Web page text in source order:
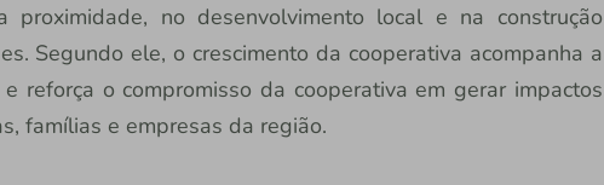
proximidade, no desenvolvimento local e na construção
Segundo ele, o crescimento da cooperativa acompanha a
reforça o compromisso da cooperativa em gerar impactos
famílias e empresas da região.